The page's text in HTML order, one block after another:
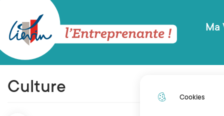
Cookies
Aller au menu
Ville de Liévin
v
i
Ma
Culture